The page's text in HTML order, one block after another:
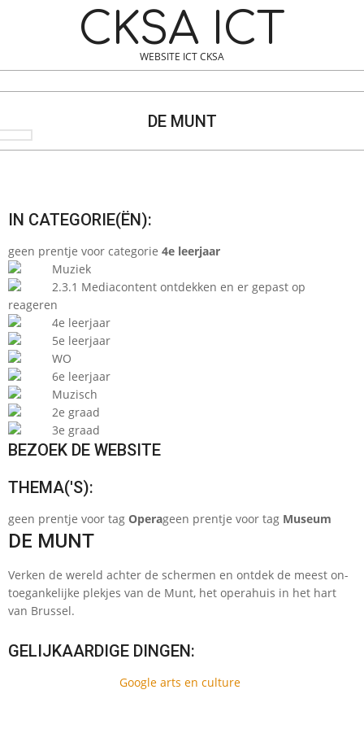
CKSA ICT
WEBSITE ICT CKSA
DE MUNT
IN CATEGORIE(ËN):
geen prentje voor categorie 4e leerjaar
Muziek
2.3.1 Mediacontent ontdekken en er gepast op
reageren
4e leerjaar
5e leerjaar
WO
6e leerjaar
Muzisch
2e graad
3e graad
BEZOEK DE WEBSITE
THEMA('S):
geen prentje voor tag Operageen prentje voor tag Museum
DE MUNT
Verken de wereld achter de schermen en ontdek de meest on­
toegankelijke plekjes van de Munt, het opera­huis in het hart
van Brussel.
GELIJKAARDIGE DINGEN:
Google arts en culture